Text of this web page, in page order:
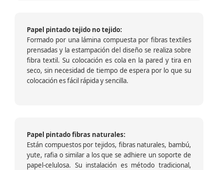
Papel pintado tejido no tejido:
Formado por una lámina compuesta por fibras textiles
prensadas y la estampación del diseño se realiza sobre
fibra textil. Su colocación es cola en la pared y tira en
seco, sin necesidad de tiempo de espera por lo que su
colocación es fácil rápida y sencilla.
Papel pintado fibras naturales:
Están compuestos por tejidos, fibras naturales, bambú,
yute, rafia o similar a los que se adhiere un soporte de
papel-celulosa. Su instalación es método tradicional,